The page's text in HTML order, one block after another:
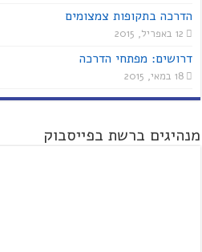
הדרכה בתקופות צמצומים
12 באפריל, 2015
דרושים: מפתחי הדרכה
18 במאי, 2015
מנהיגים ברשת בפייסבוק